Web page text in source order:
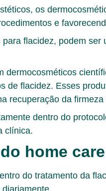
os
e
flacidez, podem
dermocosméticos
de flacidez. Esses
recuperação da firmeza
dentro do
clínica.
home care
do tratamento da